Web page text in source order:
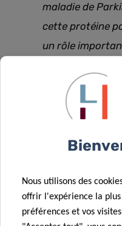
maladie de
cette protéine
un rôle
l’apparition de
un plus grand
conclut le Dr
correspondant de
Les résultats de l’étude
1 affecte la microglie
nouvelles stratégies
Nous utilisons des
offrir l'expérience la
préférences et vos